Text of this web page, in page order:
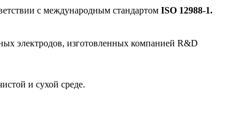
с международным стандартом ISO 12988-1.
электродов, изготовленных компанией R&D
и сухой среде.